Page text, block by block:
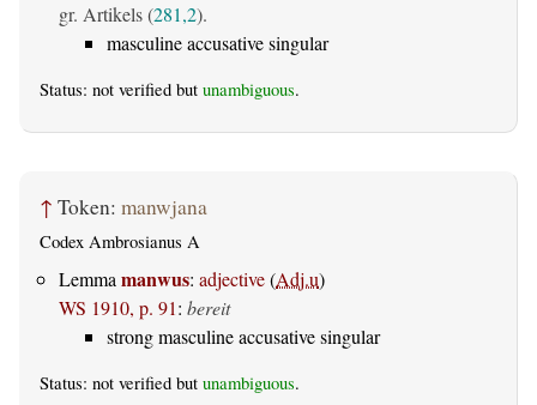
gr. Artikels (281,2).
masculine accusative singular
Status: not verified but unambiguous.
↑ Token: manwjana
Codex Ambrosianus A
Lemma manwus: adjective(Adj.u)
WS 1910, p. 91: bereit
strong masculine accusative singular
Status: not verified but unambiguous.